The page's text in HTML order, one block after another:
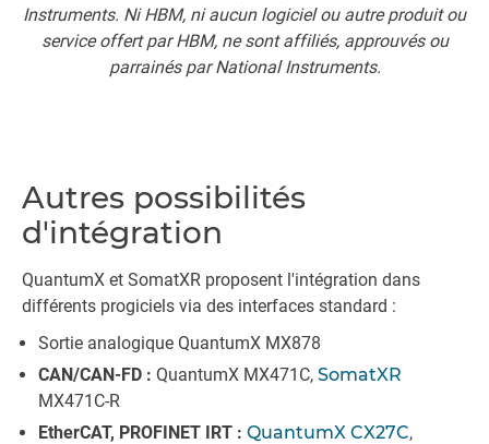
Instruments. Ni HBM, ni aucun logiciel ou autre produit ou
service offert par HBM, ne sont affiliés, approuvés ou
parrainés par National Instruments.
Autres possibilités
d'intégration
QuantumX et SomatXR proposent l'intégration dans
différents progiciels via des interfaces standard :
Sortie analogique QuantumX MX878
CAN/CAN-FD : QuantumX MX471C, SomatXR
MX471C-R
EtherCAT, PROFINET IRT : QuantumX CX27C,